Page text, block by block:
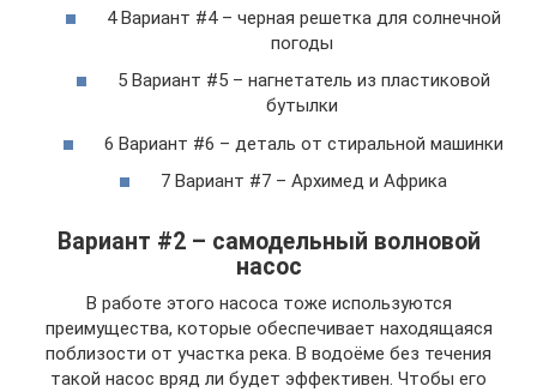
4 Вариант #4 – черная решетка для солнечной
погоды
5 Вариант #5 – нагнетатель из пластиковой
бутылки
6 Вариант #6 – деталь от стиральной машинки
7 Вариант #7 – Архимед и Африка
Вариант #2 – самодельный волновой
насос
В работе этого насоса тоже используются
преимущества, которые обеспечивает находящаяся
поблизости от участка река. В водоёме без течения
такой насос вряд ли будет эффективен. Чтобы его